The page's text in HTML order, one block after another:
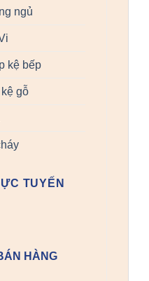
ngủ
kệ bếp
gỗ
TUYẾN
HÀNG